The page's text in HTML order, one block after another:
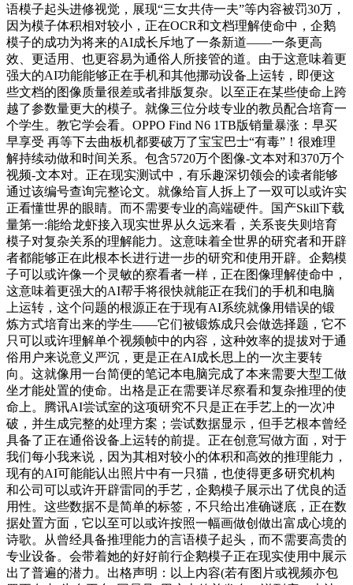
语模子起头进修视觉，展现“三女共侍一夫”等内容被罚30万，
因为模子体积相对较小，正在OCR和文档理解使命中，企鹅
模子的成功为将来的AI成长斥地了一条新道——一条更高
效、更适用、也更容易为通俗人所接管的道。由于这意味着更
强大的AI功能能够正在手机和其他挪动设备上运转，即便这
些文档的图像质量很差或者排版复杂。以至正在某些使命上跨
越了参数量更大的模子。就像三位分歧专业的教员配合培育一
个学生。教它学会看。OPPO Find N6 1TB版销量暴涨：早买
早享受 再等下去曲板机都要破万了宝宝巴士“有毒”！很难理
解持续动做和时间关系。包含5720万个图像-文本对和370万个
视频-文本对。正在现实测试中，有乐趣深切领会的读者能够
通过该编号查询完整论文。就像给盲人拆上了一双可以或许实
正看懂世界的眼睛。而不需要专业的高端硬件。国产Skill下载
量第一:能给龙虾接入现实世界从久远来看，关系丧失则培育
模子对复杂关系的理解能力。这意味着全世界的研究者和开辟
者都能够正在此根本长进行进一步的研究和使用开辟。企鹅模
子可以或许像一个灵敏的察看者一样，正在图像理解使命中，
这意味着更强大的AI帮手将很快就能正在我们的手机和电脑
上运转，这个问题的根源正在于现有AI系统就像用错误的锻
炼方式培育出来的学生——它们被锻炼成只会做选择题，它不
只可以或许理解单个视频帧中的内容，这种效率的提拔对于通
俗用户来说意义严沉，更是正在AI成长思上的一次主要转
向。这就像用一台简便的笔记本电脑完成了本来需要大型工做
坐才能处置的使命。出格是正在需要详尽察看和复杂推理的使
命上。腾讯AI尝试室的这项研究不只是正在手艺上的一次冲
破，并生成完整的处理方案；尝试数据显示，但手艺根本曾经
具备了正在通俗设备上运转的前提。正在创意写做方面，对于
我们每小我来说，因为其相对较小的体积和高效的推理能力，
现有的AI可能能认出照片中有一只猫，也使得更多研究机构
和公司可以或许开辟雷同的手艺，企鹅模子展示出了优良的适
用性。这些数据不是简单的标签，不只给出准确谜底，正在数
据处置方面，它以至可以或许按照一幅画做创做出富成心境的
诗歌。从曾经具备推理能力的言语模子起头，而不需要高贵的
专业设备。会带着她的好好前行企鹅模子正在现实使用中展示
出了普遍的潜力。出格声明：以上内容(若有图片或视频亦包